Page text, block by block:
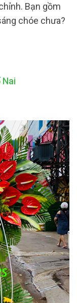
Bạn gồm
chóe chưa?
Nai